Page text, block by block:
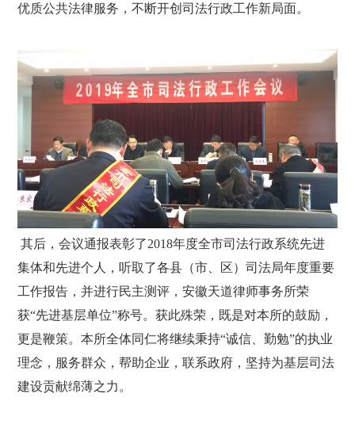
优质公共法律服务，不断开创司法行政工作新局面。
其后，会议通报表彰了2018年度全市司法行政系统先进
集体和先进个人，听取了各县（市、区）司法局年度重要
工作报告，并进行民主测评，安徽天道律师事务所荣
获“先进基层单位”称号。获此殊荣，既是对本所的鼓励，
更是鞭策。本所全体同仁将继续秉持“诚信、勤勉”的执业
理念，服务群众，帮助企业，联系政府，坚持为基层司法
建设贡献绵薄之力。